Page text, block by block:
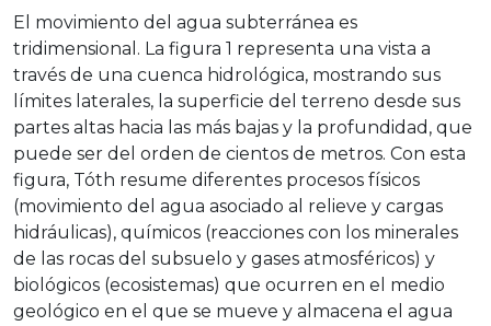
El movimiento del agua subterránea es
tridimensional. La figura 1 representa una vista a
través de una cuenca hidrológica, mostrando sus
límites laterales, la superficie del terreno desde sus
partes altas hacia las más bajas y la profundidad, que
puede ser del orden de cientos de metros. Con esta
figura, Tóth resume diferentes procesos físicos
(movimiento del agua asociado al relieve y cargas
hidráulicas), químicos (reacciones con los minerales
de las rocas del subsuelo y gases atmosféricos) y
biológicos (ecosistemas) que ocurren en el medio
geológico en el que se mueve y almacena el agua